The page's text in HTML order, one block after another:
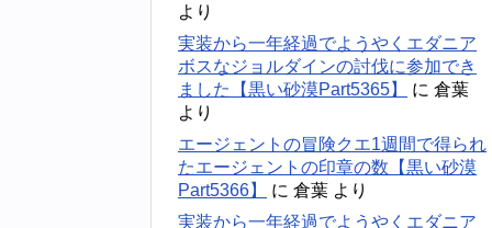
より
実装から一年経過でようやくエダニア
ボスなジョルダインの討伐に参加でき
ました【黒い砂漠Part5365】
に 倉葉
より
エージェントの冒険クエ1週間で得られ
たエージェントの印章の数【黒い砂漠
Part5366】
に 倉葉 より
実装から一年経過でようやくエダニア